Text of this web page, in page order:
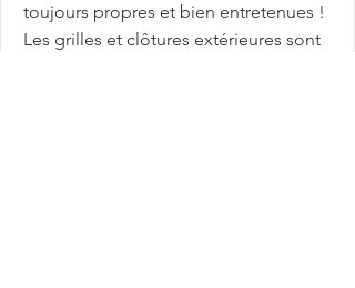
toujours propres et bien entretenues !
Les grilles et clôtures extérieures sont